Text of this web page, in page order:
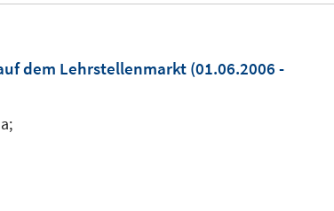
dem Lehrstellenmarkt (01.06.2006 -